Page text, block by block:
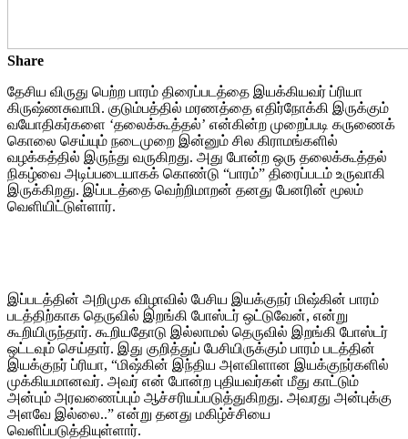
Share
தேசிய விருது பெற்ற பாரம் திரைப்படத்தை இயக்கியவர் ப்ரியா
கிருஷ்ணசுவாமி. குடும்பத்தில் மரணத்தை எதிர்நோக்கி இருக்கும்
வயோதிகர்களை ‘தலைக்கூத்தல்’ என்கின்ற முறைப்படி கருணைக்
கொலை செய்யும் நடைமுறை இன்னும் சில கிராமங்களில்
வழக்கத்தில் இருந்து வருகிறது. அது போன்ற ஒரு தலைக்கூத்தல்
நிகழ்வை அடிப்படையாகக் கொண்டு “பாரம்” திரைப்படம் உருவாகி
இருக்கிறது. இப்படத்தை வெற்றிமாறன் தனது பேனரின் மூலம்
வெளியிட்டுள்ளார்.
இப்படத்தின் அறிமுக விழாவில் பேசிய இயக்குநர் மிஷ்கின் பாரம்
படத்திற்காக தெருவில் இறங்கி போஸ்டர் ஒட்டுவேன், என்று
கூறியிருந்தார். கூறியதோடு இல்லாமல் தெருவில் இறங்கி போஸ்டர்
ஒட்டவும் செய்தார். இது குறித்துப் பேசியிருக்கும் பாரம் படத்தின்
இயக்குநர் ப்ரியா, “மிஷ்கின் இந்திய அளவிளான இயக்குநர்களில்
முக்கியமானவர். அவர் என் போன்ற புதியவர்கள் மீது காட்டும்
அன்பும் அரவணைப்பும் ஆச்சரியப்படுத்துகிறது. அவரது அன்புக்கு
அளவே இல்லை..” என்று தனது மகிழ்ச்சியை
வெளிப்படுத்தியுள்ளார்.